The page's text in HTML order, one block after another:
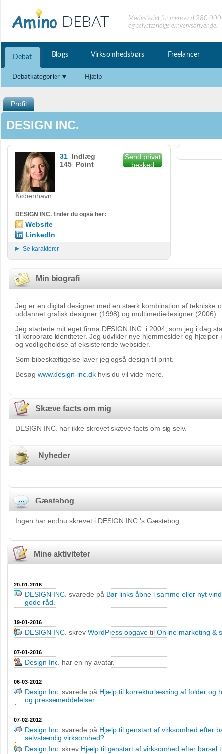
DEBAT
Mødestedet for mere end
og selvstændige erhvervsdrivende.
Debat Blogs Virksomhedsbørs Freelancer
Debatkategorier Hjælp
Profil
DESIGN INC.
København
31 Indlæg
145 Point
Send privat
besked
DESIGN INC. finder du også her:
Website
LinkedIn
Se karakterer
Min biografi
Jeg er en digital designer med en stærk kombination af tekniske
uddannet grafisk designer (1998) og multimediedesigner (2006).
Jeg startede mit eget firma DESIGN INC. i 2004, som jeg i dag
til korporate identiteter. Jeg udvikler nye hjemmesider og hjælper
og vedligeholdse af eksisterende websider.
Som bibeskæftigelse laver jeg også design til print.
Besøg www.design-inc.dk hvis du vil vide mere.
Skæve facts om mig
DESIGN INC. har ikke skrevet skæve facts om sig selv.
Nyheder
Gæstebog
Ingen har endnu skrevet i DESIGN INC.'s Gæstebog
Mine aktiviteter
20-01-2016
DESIGN INC. svarede på Bør links åbne i samme eller nyt
gode råd
19-01-2016
DESIGN INC. skrev WordPress opgave til Online marketing &
07-01-2016
Design Inc. har en ny avatar.
06-03-2012
Design Inc. svarede på Hjælp til korrekturlæsning af folder og
og pressemeddelelser.
07-02-2012
Design Inc. svarede på Hjælp til genstart af virksomhed efter
selvstændig virksomhed?
Design Inc. skrev Hjælp til genstart af virksomhed efter barsel